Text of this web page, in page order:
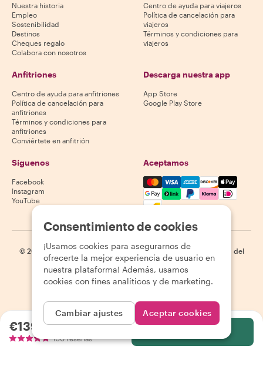
€139.00por persona
150 reseñas
Nuestra historia
Empleo
Sostenibilidad
Destinos
Cheques regalo
Colabora con nosotros
Centro de ayuda para viajeros
Política de cancelación para
viajeros
Términos y condiciones para
viajeros
Anfitriones
Centro de ayuda para anfitriones
Política de cancelación para
anfitriones
Términos y condiciones para
anfitriones
Conviértete en anfitrión
Descarga nuestra app
App Store
Google Play Store
Síguenos
Facebook
Instagram
YouTube
Aceptamos
Mastercard, Visa, Amex,
© 2026 Withlocals.com | Política de privacidad | Cookies
Mapa del
sitio
Consentimiento de cookies
¡Usamos cookies para asegurarnos de
ofrecerte la mejor experiencia de usuario en
nuestra plataforma! Además, usamos
cookies con fines analíticos y de marketing.
Cambiar ajustes Aceptar cookies